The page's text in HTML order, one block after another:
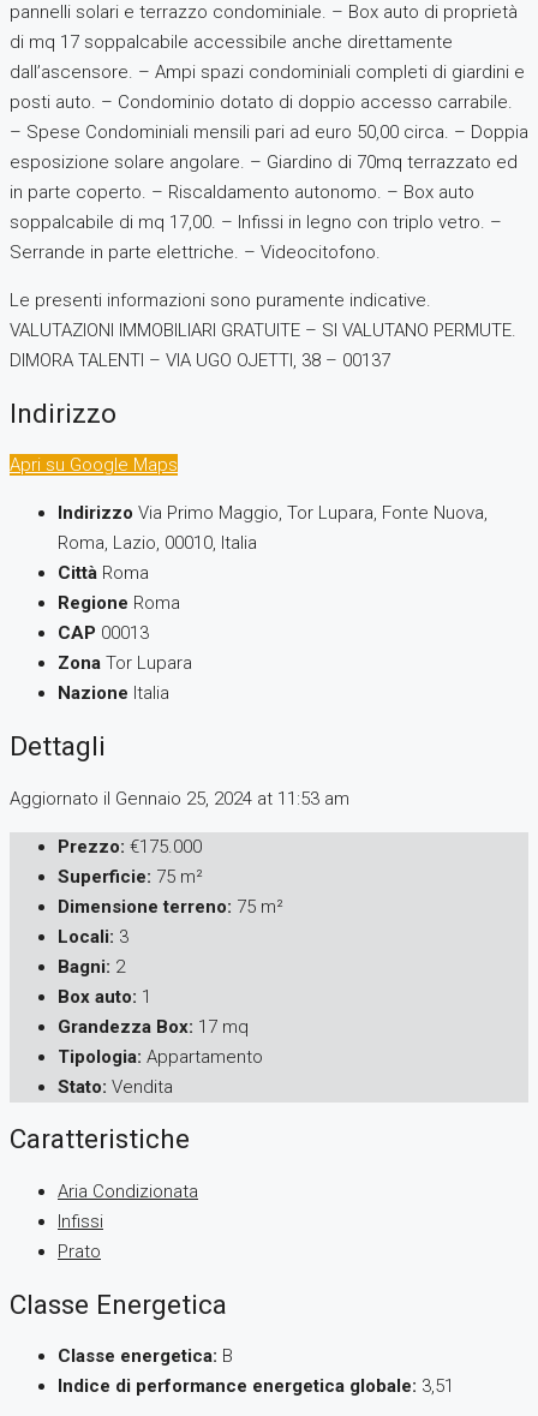
pannelli solari e terrazzo condominiale. – Box auto di proprietà
di mq 17 soppalcabile accessibile anche direttamente
dall’ascensore. – Ampi spazi condominiali completi di giardini e
posti auto. – Condominio dotato di doppio accesso carrabile.
– Spese Condominiali mensili pari ad euro 50,00 circa. – Doppia
esposizione solare angolare. – Giardino di 70mq terrazzato ed
in parte coperto. – Riscaldamento autonomo. – Box auto
soppalcabile di mq 17,00. – Infissi in legno con triplo vetro. –
Serrande in parte elettriche. – Videocitofono.
Le presenti informazioni sono puramente indicative.
VALUTAZIONI IMMOBILIARI GRATUITE – SI VALUTANO PERMUTE.
DIMORA TALENTI – VIA UGO OJETTI, 38 – 00137
Indirizzo
Apri su Google Maps
Indirizzo Via Primo Maggio, Tor Lupara, Fonte Nuova,
Roma, Lazio, 00010, Italia
Città Roma
Regione Roma
CAP 00013
Zona Tor Lupara
Nazione Italia
Dettagli
Aggiornato il Gennaio 25, 2024 at 11:53 am
Prezzo: €175.000
Superficie: 75 m²
Dimensione terreno: 75 m²
Locali: 3
Bagni: 2
Box auto: 1
Grandezza Box: 17 mq
Tipologia: Appartamento
Stato: Vendita
Caratteristiche
Aria Condizionata
Infissi
Prato
Classe Energetica
Classe energetica: B
Indice di performance energetica globale: 3,51